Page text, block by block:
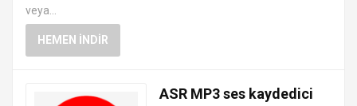
veya...
HEMEN İNDIR
ASR MP3 ses kaydedici